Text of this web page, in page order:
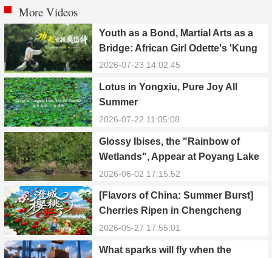
More Videos
Youth as a Bond, Martial Arts as a
Bridge: African Girl Odette's 'Kung
Fu Dream'
2026-07-23 14:02:45
Lotus in Yongxiu, Pure Joy All
Summer
2026-07-22 11:05:08
Glossy Ibises, the "Rainbow of
Wetlands", Appear at Poyang Lake
in Yongxiu
2026-06-02 17:15:52
[Flavors of China: Summer Burst]
Cherries Ripen in Chengcheng
County
2026-05-27 17:55:01
What sparks will fly when the